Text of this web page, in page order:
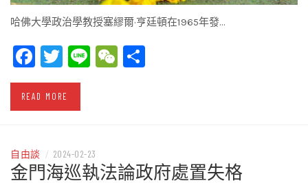
哈佛大學政治學教授塞繆爾·亨廷頓在1965年發…
Facebook
Twitter
LineWeChat
READ MORE
自由談 / 2024-02-23
金門海巡執法論政府處置失格